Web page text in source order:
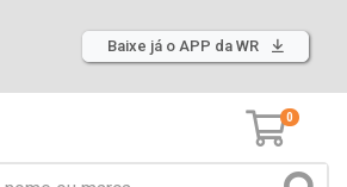
Baixe já o APP da WR
0